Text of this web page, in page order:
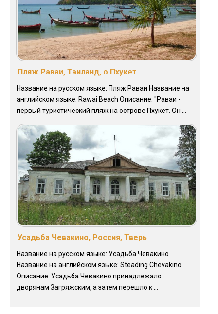
Пляж Раваи, Таиланд, о.Пхукет
Название на русском языке: Пляж Раваи Название на
английском языке: Rawai Beach Описание: "Раваи -
первый туристический пляж на острове Пхукет. Он ...
Усадьба Чевакино, Россия, Тверь
Название на русском языке: Усадьба Чевакино
Название на английском языке: Steading Chevakino
Описание: Усадьба Чевакино принадлежало
дворянам Загряжским, а затем перешло к ...